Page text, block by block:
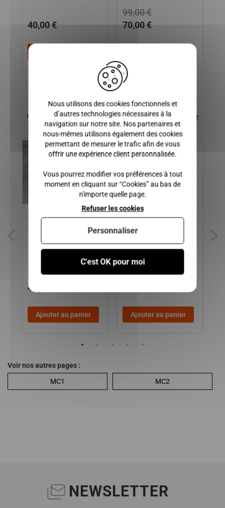
40,00 € 70,00 €
99,00 €
Vous pourriez également être intéressé par
Feu droit AIXAM 400 S L SL
/ MICROCAR LYRA
45,00 €
Ajouter au panier
Calculateur lombardini dci
442 / MICROCAR : MGO2 ,
Ajouter au panier
Voir nos autres pages :
MC1
MC2
NEWSLETTER
Nous utilisons des cookies fonctionnels et
d’autres technologies nécessaires à la
navigation sur notre site. Nos partenaires et
nous-mêmes utilisons également des cookies
permettant de mesurer le trafic afin de vous
offrir une expérience client personnalisée.
Vous pourrez modifier vos préférences à tout
moment en cliquant sur “Cookies” au bas de
n'importe quelle page.
C'est OK pour moi
Refuser les cookies
Personnaliser